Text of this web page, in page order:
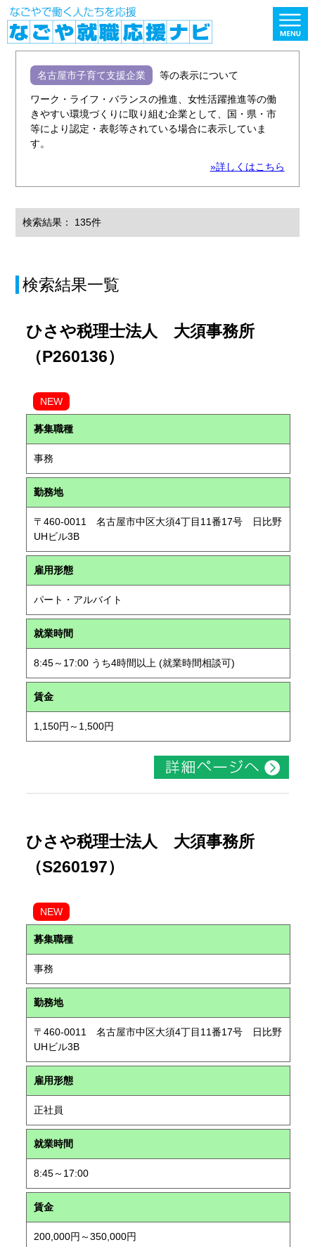
名古屋市子育て支援企業 等の表示について
ワーク・ライフ・バランスの推進、女性活躍推進等の働
きやすい環境づくりに取り組む企業として、国・県・市
等により認定・表彰等されている場合に表示していま
す。
»詳しくはこちら
検索結果： 135件
検索結果一覧
ひさや税理士法人 大須事務所
（P260136）
NEW
募集職種
事務
勤務地
〒460-0011 名古屋市中区大須4丁目11番17号 日比野
UHビル3B
雇用形態
パート・アルバイト
就業時間
8:45～17:00 うち4時間以上 (就業時間相談可)
賃金
1,150円～1,500円
ひさや税理士法人 大須事務所
（S260197）
NEW
募集職種
事務
勤務地
〒460-0011 名古屋市中区大須4丁目11番17号 日比野
UHビル3B
雇用形態
正社員
就業時間
8:45～17:00
賃金
200,000円～350,000円